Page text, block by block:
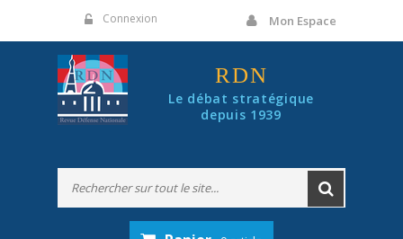
Connexion Mon Espace
RDN
Le débat stratégique
depuis 1939